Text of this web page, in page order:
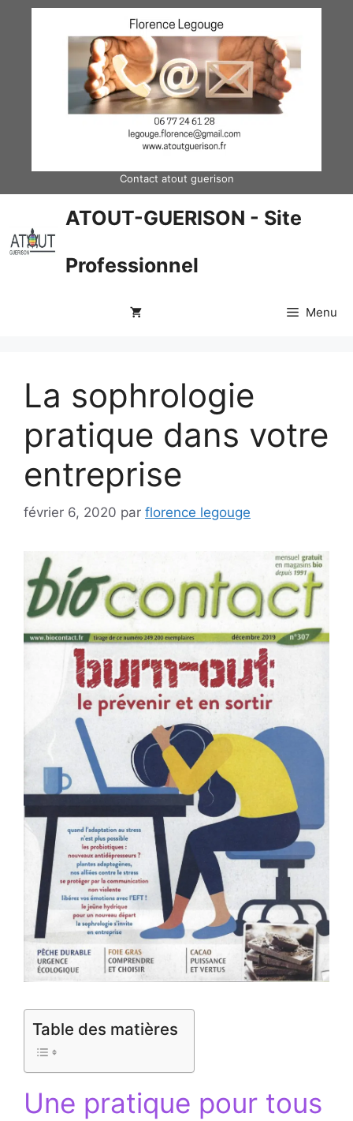
Contact atout guerison
ATOUT-GUERISON - Site
Professionnel
Menu
La sophrologie
pratique dans votre
entreprise
février 6, 2020 par florence legouge
Table des matières
Une pratique pour tous